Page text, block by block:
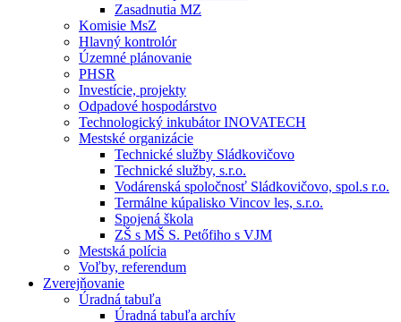
Zasadnutia MZ
Komisie MsZ
Hlavný kontrolór
Územné plánovanie
PHSR
Investície, projekty
Odpadové hospodárstvo
Technologický inkubátor INOVATECH
Mestské organizácie
Technické služby Sládkovičovo
Technické služby, s.r.o.
Vodárenská spoločnosť Sládkovičovo, spol.s r.o.
Termálne kúpalisko Vincov les, s.r.o.
Spojená škola
ZŠ s MŠ S. Petőfiho s VJM
Mestská polícia
Voľby, referendum
Zverejňovanie
Úradná tabuľa
Úradná tabuľa archív